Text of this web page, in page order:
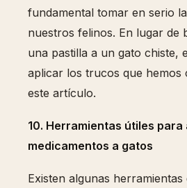
fundamental tomar en serio
nuestros felinos. En lugar de
una pastilla a un gato chiste,
aplicar los trucos que hemos
este artículo.
10. Herramientas útiles
medicamentos a gatos
Existen algunas herramientas